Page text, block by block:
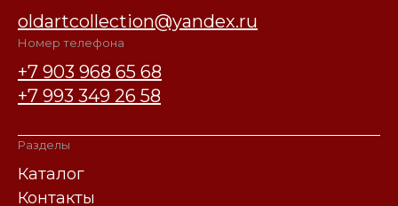
oldartcollection@yandex.ru
Номер телефона
+7 903 968 65 68
+7 993 349 26 58
Разделы
Каталог
Контакты